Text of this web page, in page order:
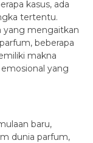
kasus, ada
tertentu.
yang mengaitkan
beberapa
makna
yang
baru,
dunia parfum,